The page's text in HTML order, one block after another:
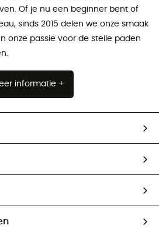
Of je nu een beginner bent of
sinds 2015 delen we onze smaak
onze passie voor de steile paden
informatie +